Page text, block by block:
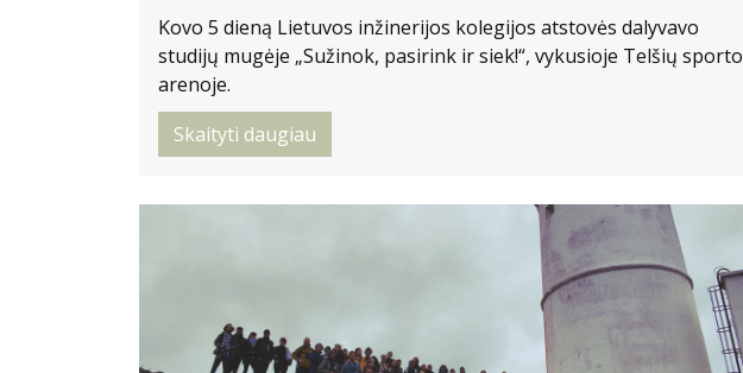
Kovo 5 dieną Lietuvos inžinerijos kolegijos atstovės dalyvavo
studijų mugėje „Sužinok, pasirink ir siek!“, vykusioje Telšių sporto
arenoje.
Skaityti daugiau